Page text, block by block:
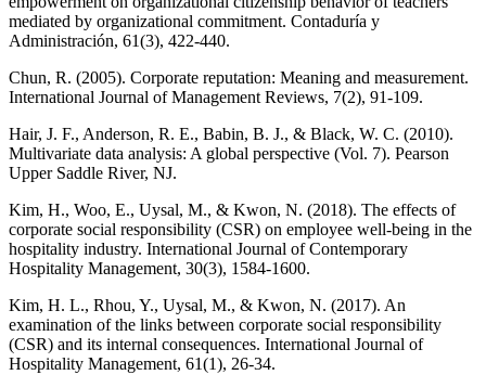
mediated by organizational commitment. Contaduría y
Administración, 61(3), 422-440.
Chun, R. (2005). Corporate reputation: Meaning and measurement.
International Journal of Management Reviews, 7(2), 91-109.
Hair, J. F., Anderson, R. E., Babin, B. J., & Black, W. C. (2010).
Multivariate data analysis: A global perspective (Vol. 7). Pearson
Upper Saddle River, NJ.
Kim, H., Woo, E., Uysal, M., & Kwon, N. (2018). The effects of
corporate social responsibility (CSR) on employee well-being in the
hospitality industry. International Journal of Contemporary
Hospitality Management, 30(3), 1584-1600.
Kim, H. L., Rhou, Y., Uysal, M., & Kwon, N. (2017). An
examination of the links between corporate social responsibility
(CSR) and its internal consequences. International Journal of
Hospitality Management, 61(1), 26-34.